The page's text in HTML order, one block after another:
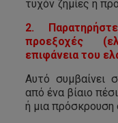
τυχόν ζημίες ή
2.
προεξοχές
επιφάνεια του
Αυτό συμβαίνει
από ένα βίαιο
ή μια